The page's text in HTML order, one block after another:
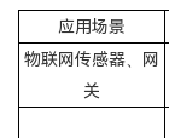
应用场景
物联网传感器、网
关